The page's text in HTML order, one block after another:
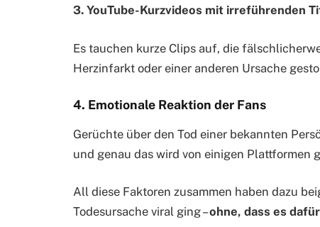
3. YouTube-Kurzvideos mit irreführenden
Es tauchen kurze Clips auf, die
Herzinfarkt oder einer anderen Ursache
4. Emotionale Reaktion der Fans
Gerüchte über den Tod einer bekannten
und genau das wird von einigen Plattformen
All diese Faktoren zusammen haben dazu
Todesursache viral ging –ohne, dass es